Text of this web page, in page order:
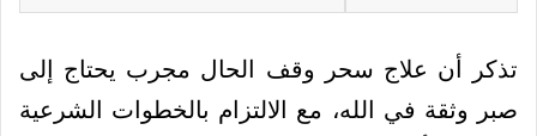
تذكر أن علاج سحر وقف الحال مجرب يحتاج إلى
صبر وثقة في الله، مع الالتزام بالخطوات الشرعية